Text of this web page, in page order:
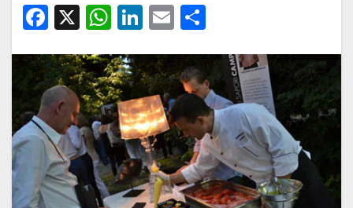
F
c
e
b
o
o
k
X
W
at
s
A
p
p
Li
k
e
dI
n
E
ail n
di
vi
di